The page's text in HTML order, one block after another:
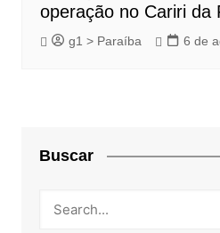
operação no Cariri da
g1 > Paraíba 6 de
Buscar